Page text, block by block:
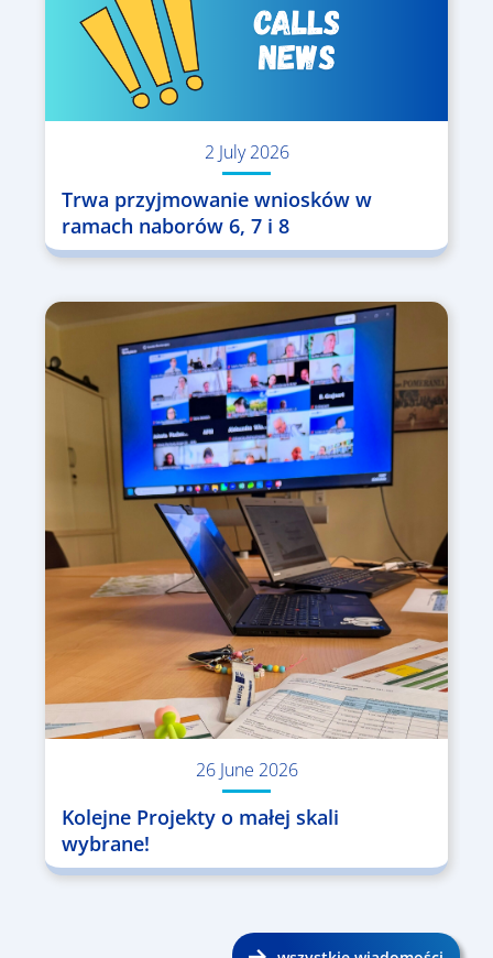
2 July 2026
Trwa przyjmowanie wniosków w
ramach naborów 6, 7 i 8
26 June 2026
Kolejne Projekty o małej skali
wybrane!